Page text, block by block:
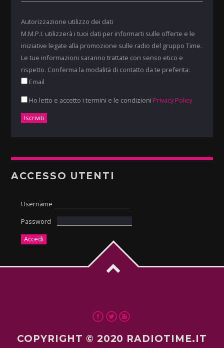
Autorizzazione utilizzo dei dati
M.M.P.I. utilizzerà i tuoi dati per informarti sulle offerte e le
iniziative legate alla promozione sulle radio del gruppo Time.
Le tue informazioni saranno trattate con senso etico e
rispetto. Conferma la modalità di contatto da te preferita:
Email
Ho letto e accetto i termini e le condizioni Privacy Policy
ACCESSO UTENTI
Username
Password
COPYRIGHT © 2020 RADIOTIME.IT